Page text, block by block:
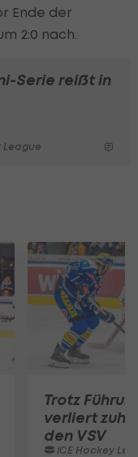
Ende der
2:0 nach.
Serie reißt in
League
Trotz
verliert
den VSV
ICE Hockey